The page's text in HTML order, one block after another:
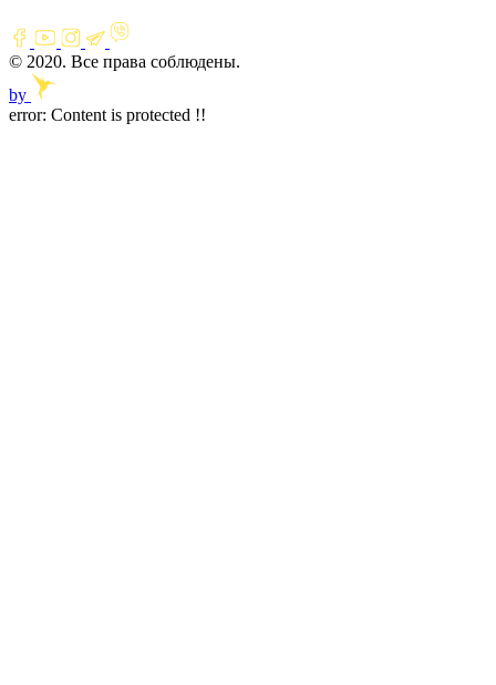
© 2020. Все права соблюдены.
by
error: Content is protected !!